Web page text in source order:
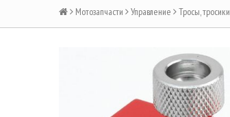
Мотозапчасти Управление Тросы, тросики